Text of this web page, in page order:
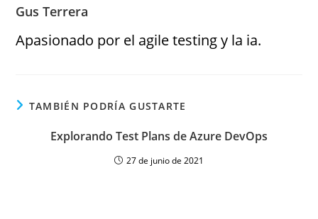
Gus Terrera
Apasionado por el agile testing y la ia.
TAMBIÉN PODRÍA GUSTARTE
Explorando Test Plans de Azure DevOps
27 de junio de 2021